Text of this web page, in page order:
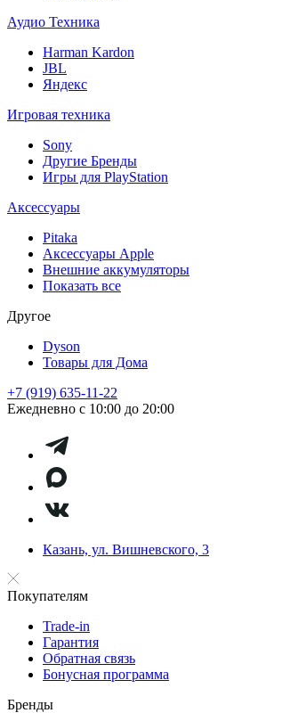
Аудио Техника
Harman Kardon
JBL
Яндекс
Игровая техника
Sony
Другие Бренды
Игры для PlayStation
Аксессуары
Pitaka
Аксессуары Apple
Внешние аккумуляторы
Показать все
Другое
Dyson
Товары для Дома
+7 (919) 635-11-22
Ежедневно с 10:00 до 20:00
Казань, ул. Вишневского, 3
Покупателям
Trade-in
Гарантия
Обратная связь
Бонусная программа
Бренды